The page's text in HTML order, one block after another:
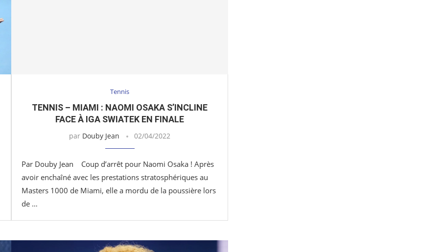
Tennis
TENNIS – MIAMI : NAOMI OSAKA S’INCLINE
FACE À IGA SWIATEK EN FINALE
par Douby Jean 02/04/2022
Par Douby Jean Coup d’arrêt pour Naomi Osaka ! Après
avoir enchaîné avec les prestations stratosphériques au
Masters 1000 de Miami, elle a mordu de la poussière lors
de …